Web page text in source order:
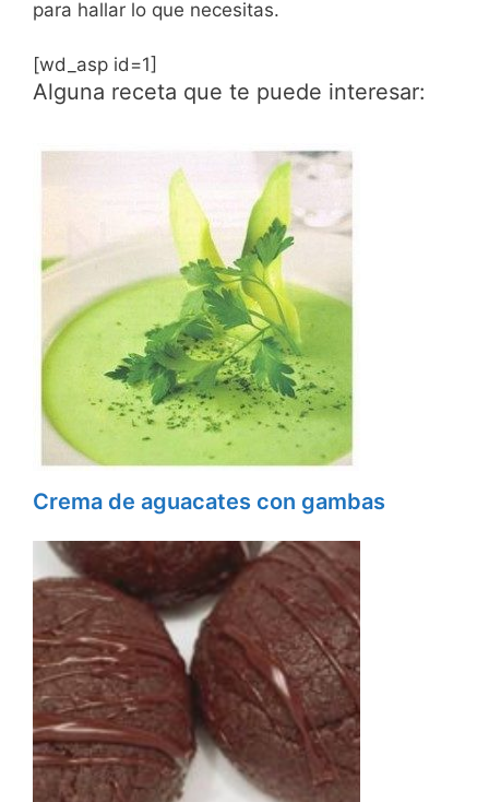
para hallar lo que necesitas.
[wd_asp id=1]
Alguna receta que te puede interesar:
Crema de aguacates con gambas